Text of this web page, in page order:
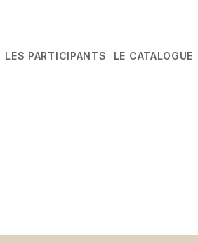
LES PARTICIPANTS LE CATALOGUE